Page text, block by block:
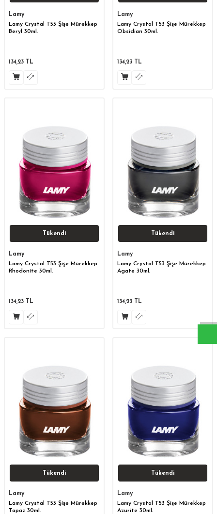
Lamy
Lamy Crystal T53 Şişe Mürekkep
Beryl 30ml.
134,23 TL
Lamy
Lamy Crystal T53 Şişe Mürekkep
Obsidian 30ml.
134,23 TL
Tükendi
Lamy
Lamy Crystal T53 Şişe Mürekkep
Rhodonite 30ml.
134,23 TL
Tükendi
Lamy
Lamy Crystal T53 Şişe Mürekkep
Agate 30ml.
134,23 TL
Tükendi
Lamy
Lamy Crystal T53 Şişe Mürekkep
Tapaz 30ml.
Tükendi
Lamy
Lamy Crystal T53 Şişe Mürekkep
Azurite 30ml.